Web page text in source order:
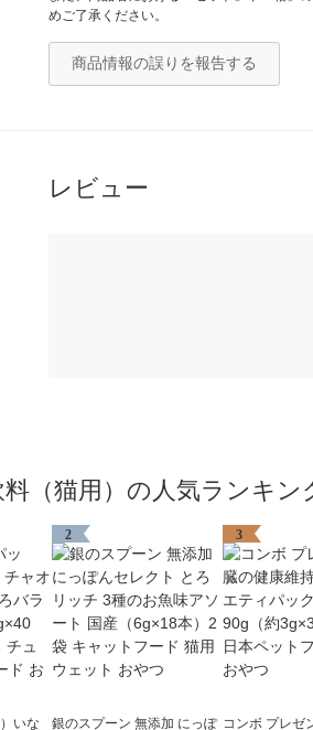
めご了承ください。
商品情報の誤りを報告する
レビュー
（猫用）の人気ランキン
いな
2
銀のスプーン 無添加 にっぽ
3
コンボ プレゼ